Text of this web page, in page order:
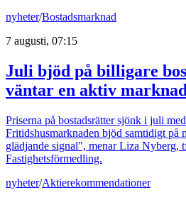
nyheter/Bostadsmarknad
7 augusti, 07:15
Juli bjöd på billigare
väntar en aktiv
Priserna på bostadsrätter sjönk i juli
Fritidshusmarknaden bjöd samtidigt på
glädjande signal", menar Liza Nyberg,
Fastighetsförmedling.
nyheter/Aktierekommendationer